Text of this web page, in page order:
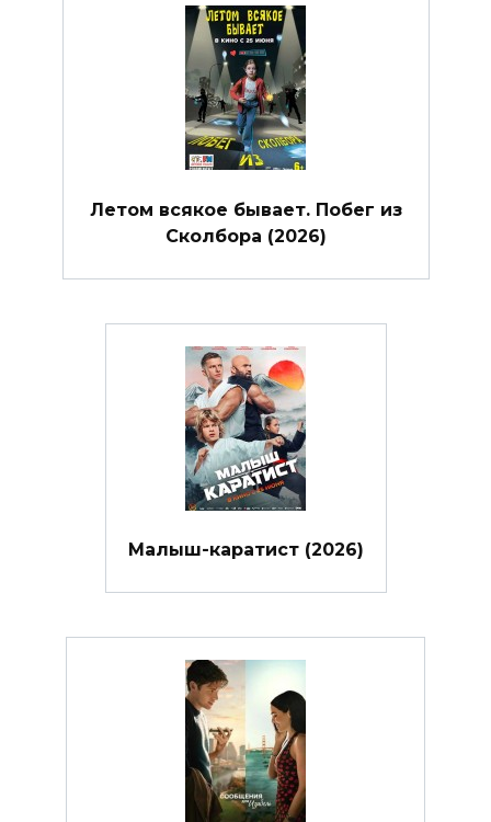
Летом всякое бывает. Побег из
Сколбора (2026)
Малыш-каратист (2026)